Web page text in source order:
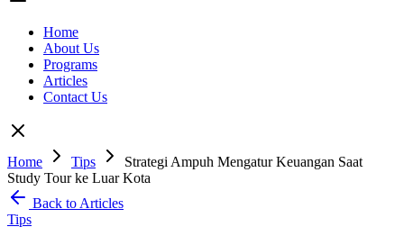
Home
About Us
Programs
Articles
Contact Us
Home Tips
Strategi Ampuh Mengatur Keuangan Saat
Study Tour ke Luar Kota
Back to Articles
Tips